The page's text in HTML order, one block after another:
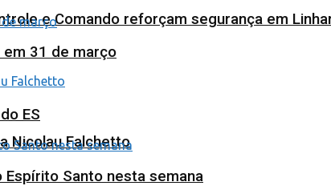
e Comando reforçam segurança em
Nicolau Falchetto
em 31 de março
ES
Santo nesta semana